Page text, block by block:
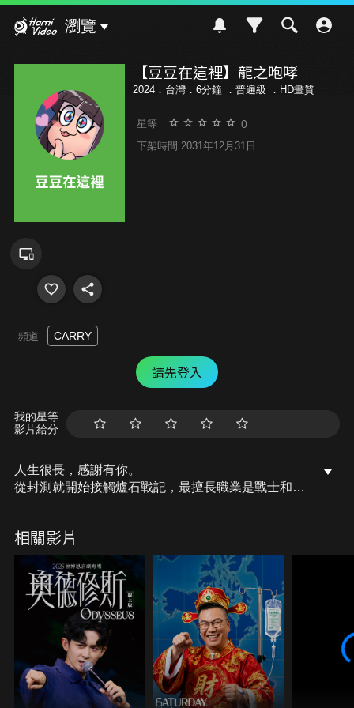
瀏覽
【豆豆在這裡】龍之咆哮
2024．台灣．6分鐘 ． 普遍級 ．HD畫質
星等 0
下架時間 2031年12月31日
頻道 CARRY
請先登入
我的星等
影片給分
人生很長，感謝有你。
從封測就開始接觸爐石戰記，最擅長職業是戰士和牧
醒。
從陰暗幽霾的蛇界森林甦醒吧， 趁此良機，莫再猶
豫，恭請蛇界至尊雙飛寶典！
OSkomodo 還不一起加入蛇教跟著教主一起前進!
相關影片